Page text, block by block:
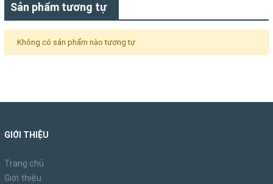
Sản phẩm tương tự
Không có sản phẩm nào tương tự
GIỚI THIỆU
Trang chủ
Giới thiệu